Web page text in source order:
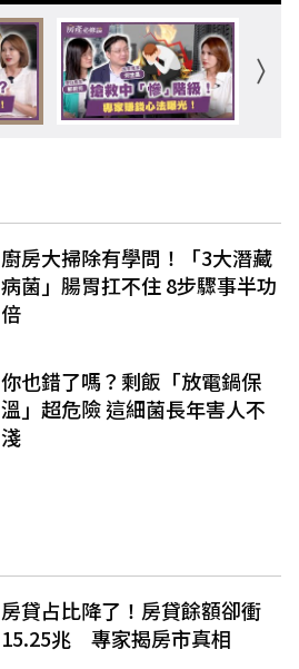
廚房大掃除有學問！「3大潛藏
病菌」腸胃扛不住 8步驟事半功
倍
你也錯了嗎？剩飯「放電鍋保
溫」超危險 這細菌長年害人不
淺
房貸占比降了！房貸餘額卻衝
15.25兆 專家揭房市真相